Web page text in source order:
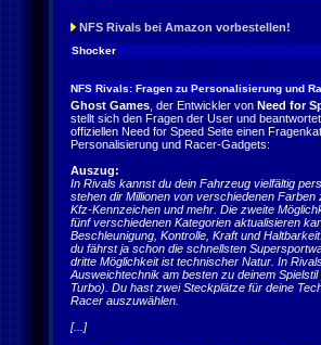
NFS Rivals bei Amazon vorbestellen!
Shocker
NFS Rivals: Fragen zu Personalisierung und
Ghost Games , der Entwickler von Need for
stellt sich den Fragen der User und
offiziellen Need for Speed Seite einen
Personalisierung und Racer-Gadgets:
Auszug:
In Rivals kannst du dein Fahrzeug vielfältig
stehen dir Millionen von verschiedenen
Kfz-Kennzeichen und mehr. Die zweite
fünf verschiedenen Kategorien aktualisieren
Beschleunigung, Kontrolle, Kraft und
du fährst ja schon die schnellsten
dritte Möglichkeit ist technischer Natur. In
Ausweichtechnik am besten zu deinem
Turbo). Du hast zwei Steckplätze für deine
Racer auszuwählen.
[...]